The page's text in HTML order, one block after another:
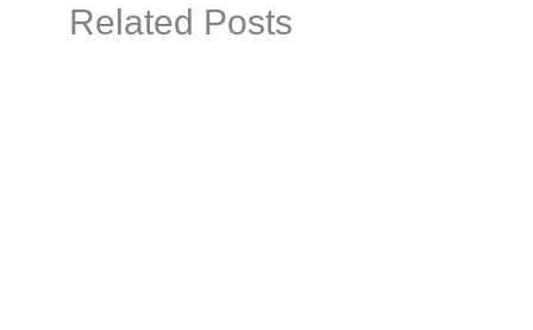
Related Posts